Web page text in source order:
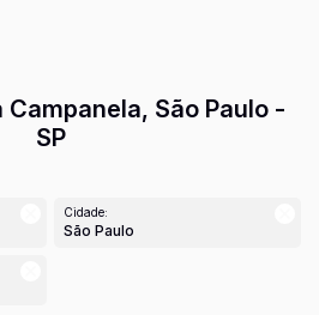
Campanela, São Paulo -
SP
Cidade:
São Paulo